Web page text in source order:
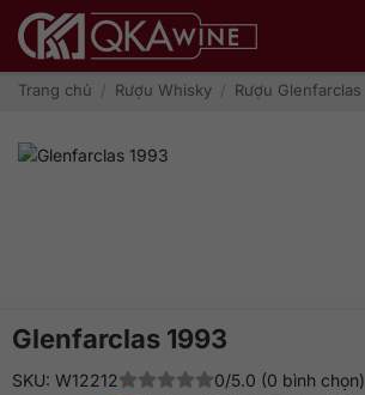
qua
dungTrang chủ / Rượu Whisky / Rượu Glenfarclas
Glenfarclas 1993
SKU: W12212
0/5.0 (0 bình chọn)